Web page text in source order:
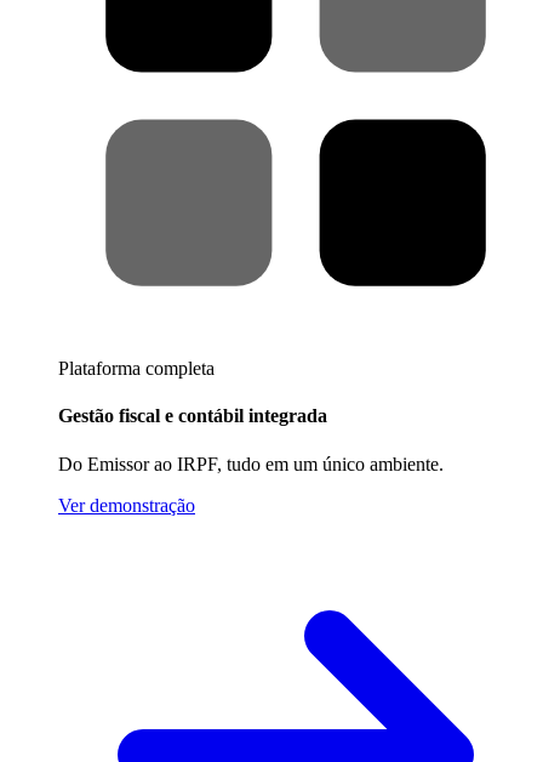
Plataforma completa
Gestão fiscal e contábil integrada
Do Emissor ao IRPF, tudo em um único ambiente.
Ver demonstração